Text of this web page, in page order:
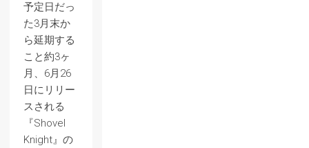
予定日だっ
た3月末か
ら延期する
こと約3ヶ
月、6月26
日にリリー
スされる
『Shovel
Knight』の